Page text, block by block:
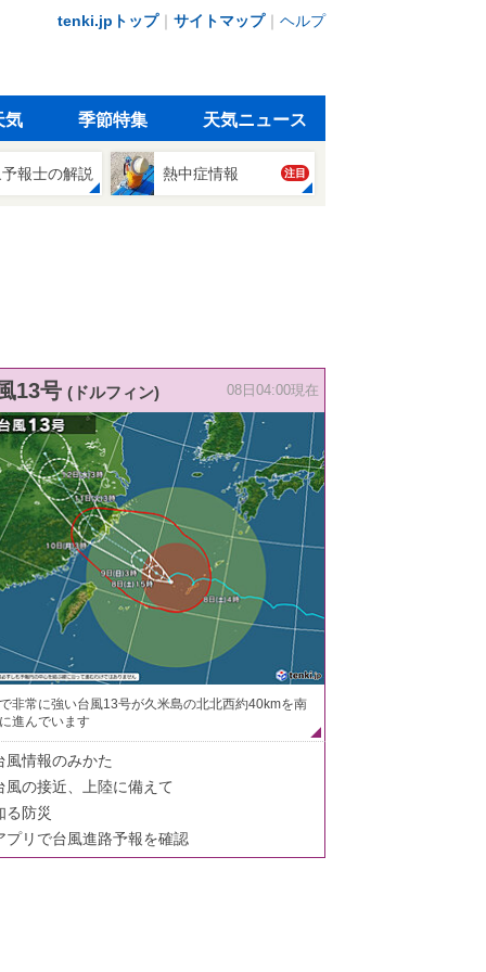
tenki.jpトップ｜ サイトマップ｜ ヘルプ
気 季節特集 天気ニュース
報士の解説 熱中症情報 注目
13号 (ドルフィン) 08日04:00現在
非常に強い台風13号が久米島の北北西約40kmを南
進んでいます
風情報のみかた
風の接近、上陸に備えて
る防災
プリで台風進路予報を確認